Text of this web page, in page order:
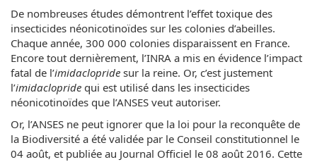
De nombreuses études démontrent l’effet toxique des
insecticides néonicotinoïdes sur les colonies d’abeilles.
Chaque année, 300 000 colonies disparaissent en France.
Encore tout dernièrement, l’INRA a mis en évidence l’impact
fatal de l’imidaclopride sur la reine. Or, c’est justement
l’imidaclopride qui est utilisé dans les insecticides
néonicotinoïdes que l’ANSES veut autoriser.
Or, l’ANSES ne peut ignorer que la loi pour la reconquête de
la Biodiversité a été validée par le Conseil constitutionnel le
04 août, et publiée au Journal Officiel le 08 août 2016. Cette